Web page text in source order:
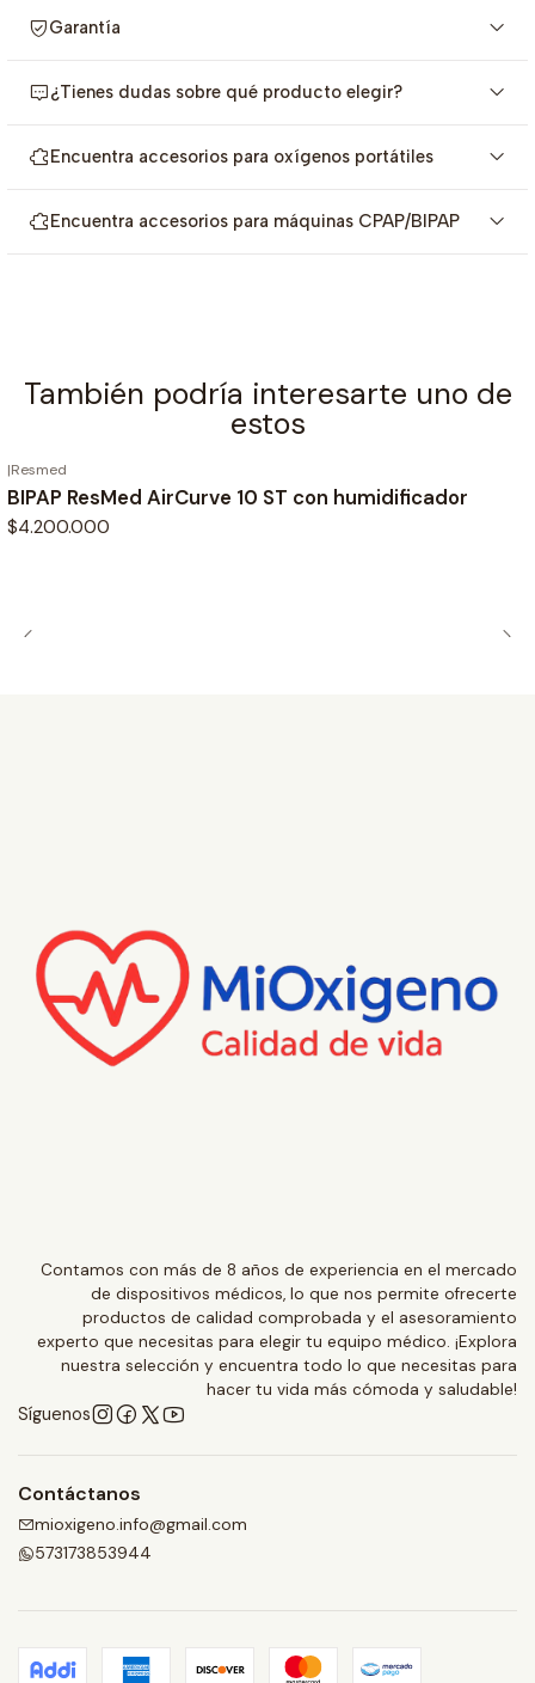
incomodidad
Ligero para facilitar el transporte
Bolsa de transporte para mayor comodidad en
Opciones de energía para un nuevo nivel de flexibilidad
La gestión de datos mejora los informes y la evaluación
Pedal para una operación con manos libres
La interfaz fácil de usar hace que CoughAssist sea fácil
Garantía
¿Tienes dudas sobre qué producto elegir?
Encuentra accesorios para oxígenos portátiles
Encuentra accesorios para máquinas CPAP/BIPAP
También podría interesarte uno de
estos
Agotado
|Resmed
BIPAP ResMed AirCurve 10 ST con humidificador
$4.200.000
Contamos con más de 8 años de experiencia en el mercado
de dispositivos médicos, lo que nos permite ofrecerte
productos de calidad comprobada y el asesoramiento
experto que necesitas para elegir tu equipo médico. ¡Explora
nuestra selección y encuentra todo lo que necesitas para
hacer tu vida más cómoda y saludable!
Síguenos
Contáctanos
mioxigeno.info@gmail.com
573173853944